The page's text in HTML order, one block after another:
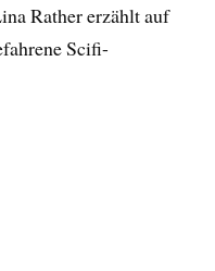
Rather erzählt auf
Scifi-